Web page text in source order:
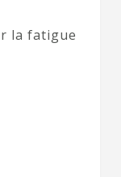
la fatigue